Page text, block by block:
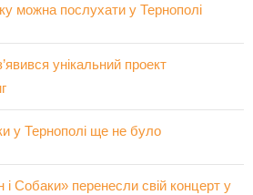
можна послухати у Тернополі
унікальний проект
у Тернополі ще не було
Собаки» перенесли свій концерт у